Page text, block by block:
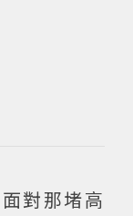
對那堵高